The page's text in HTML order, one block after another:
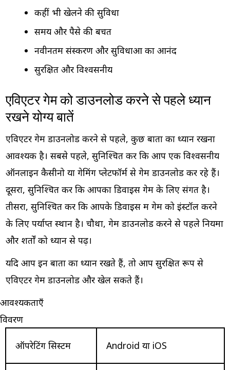
कहीं भी खेलने की सुविधा
समय और पैसे की बचत
नवीनतम संस्करण और सुविधाओं का आनंद
सुरक्षित और विश्वसनीय
एविएटर गेम को डाउनलोड करने से पहले ध्यान
रखने योग्य बातें
एविएटर गेम डाउनलोड करने से पहले, कुछ बातों का ध्यान रखना
आवश्यक है। सबसे पहले, सुनिश्चित करें कि आप एक विश्वसनीय
ऑनलाइन कैसीनो या गेमिंग प्लेटफॉर्म से गेम डाउनलोड कर रहे हैं।
दूसरा, सुनिश्चित करें कि आपका डिवाइस गेम के लिए संगत है।
तीसरा, सुनिश्चित करें कि आपके डिवाइस में गेम को इंस्टॉल करने
के लिए पर्याप्त स्थान है। चौथा, गेम डाउनलोड करने से पहले नियमों
और शर्तों को ध्यान से पढ़ें।
यदि आप इन बातों का ध्यान रखते हैं, तो आप सुरक्षित रूप से
एविएटर गेम डाउनलोड और खेल सकते हैं।
आवश्यकताएँ
विवरण
ऑपरेटिंग सिस्टम Android या iOS